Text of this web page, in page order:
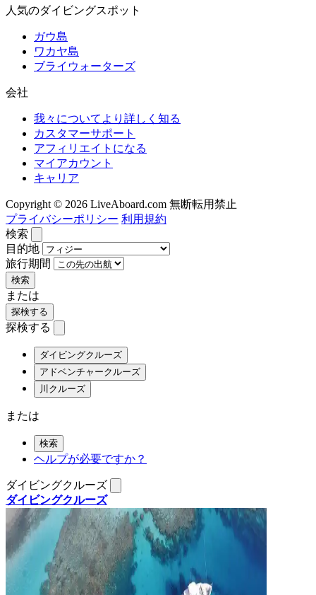
人気のダイビングスポット
ガウ島
ワカヤ島
ブライウォーターズ
会社
我々についてより詳しく知る
カスタマーサポート
アフィリエイトになる
マイアカウント
キャリア
Copyright © 2026 LiveAboard.com 無断転用禁止
プライバシーポリシー 利用規約
検索
目的地
旅行期間
検索
または
探検する
探検する
ダイビングクルーズ
アドベンチャークルーズ
川クルーズ
または
検索
ヘルプが必要ですか？
ダイビングクルーズ
ダイビングクルーズ